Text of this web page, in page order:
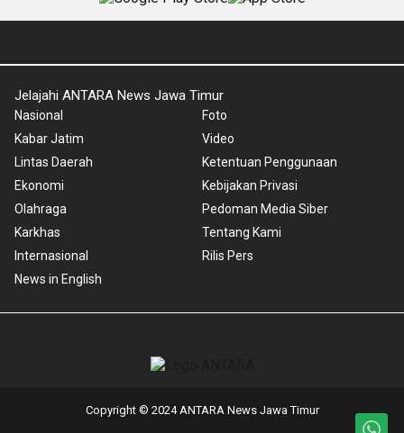
Jelajahi ANTARA News Jawa Timur
Nasional
Kabar Jatim
Lintas Daerah
Ekonomi
Olahraga
Karkhas
Internasional
News in English
Foto
Video
Ketentuan Penggunaan
Kebijakan Privasi
Pedoman Media Siber
Tentang Kami
Rilis Pers
Copyright © 2024 ANTARA News Jawa Timur